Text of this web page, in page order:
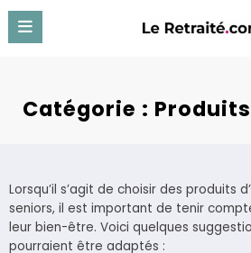
Aller
contenu
Catégorie :
Lorsqu’il s’agit de choisir des produits
seniors, il est important de tenir
leur bien-être. Voici quelques
pourraient être adaptés :